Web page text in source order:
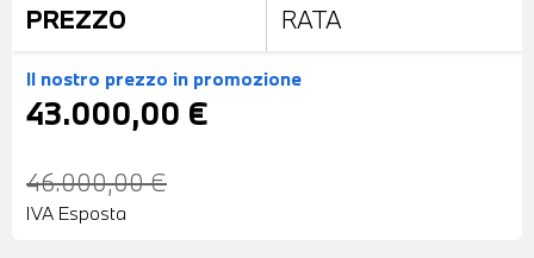
PREZZO RATA
Il nostro prezzo in promozione
43.000,00 €
46.000,00 €
IVA Esposta